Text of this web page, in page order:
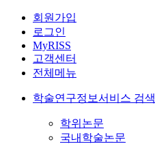
회원가입
로그인
MyRISS
고객센터
전체메뉴
학술연구정보서비스 검색
학위논문
국내학술논문